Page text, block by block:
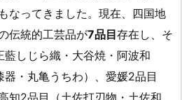
なってきました。現在、四国地
伝統的工芸品が7品目存在し、そ
しじら織・大谷焼・阿波和
・丸亀うちわ）、愛媛2品目
知2品目（土佐打刃物・土佐和